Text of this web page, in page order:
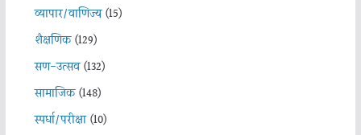
व्यापार/वाणिज्य(15)
शैक्षणिक(129)
सण-उत्सव(132)
सामाजिक(148)
स्पर्धा/परीक्षा(10)